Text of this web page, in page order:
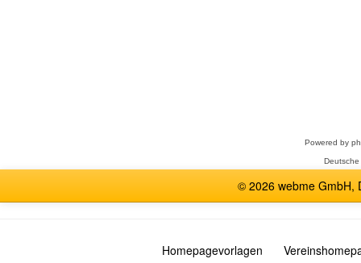
Powered by
© 2026 webme GmbH,
Homepagevorlagen